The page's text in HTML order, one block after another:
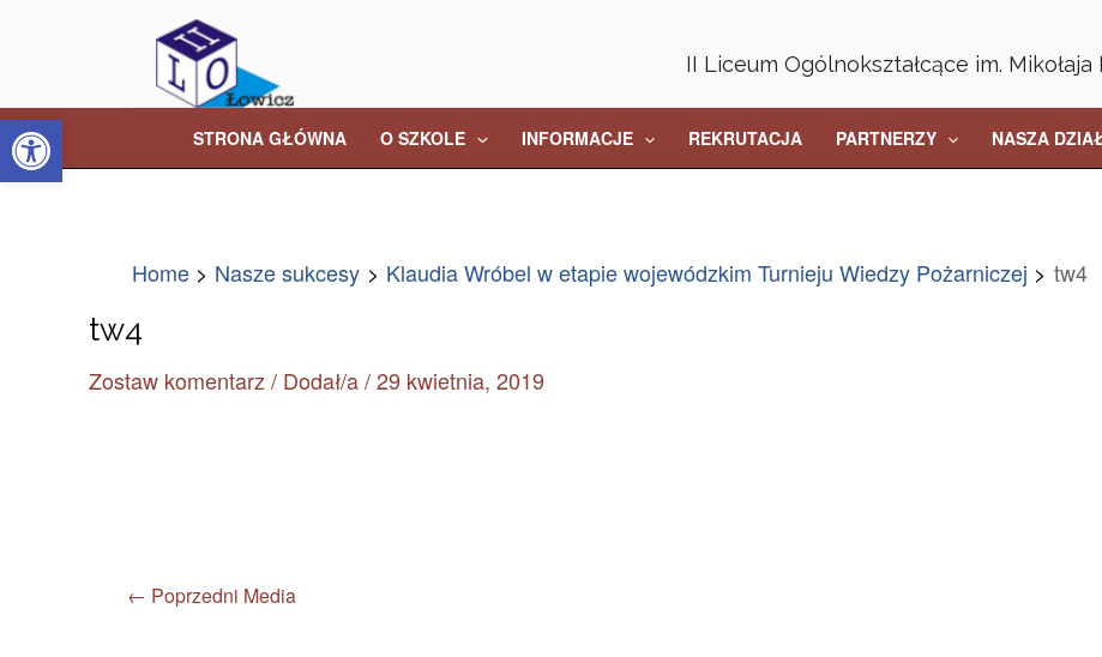
Open toolbar
II Liceum Ogólnokształcące im.
STRONA GŁÓWNA O SZKOLE INFORMACJE REKRUTACJA PARTNERZY NASZA
Home Nasze sukcesy Klaudia Wróbel w etapie wojewódzkim Turnieju Wiedzy Pożarniczej tw4
tw4
Zostaw komentarz / Dodał/a/29 kwietnia, 2019
navigation
← Poprzedni Media